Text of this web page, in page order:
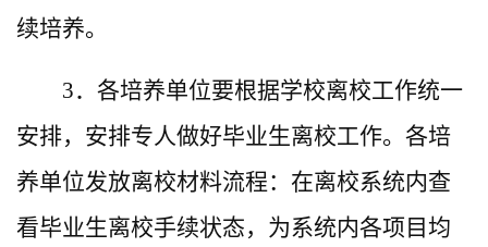
续培养。
3．各培养单位要根据学校离校工作统一
安排，安排专人做好毕业生离校工作。各培
养单位发放离校材料流程：在离校系统内查
看毕业生离校手续状态，为系统内各项目均